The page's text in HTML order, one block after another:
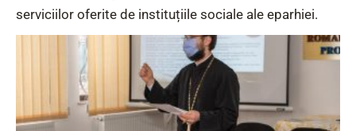
serviciilor oferite de instituțiile sociale ale eparhiei.